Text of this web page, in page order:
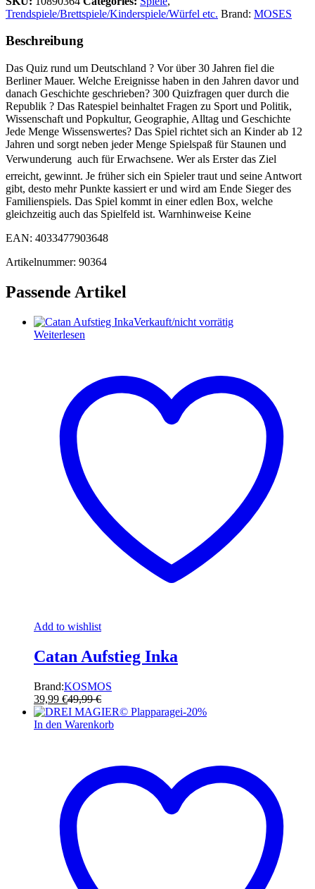
Trendspiele/Brettspiele/Kinderspiele/Würfel etc. Brand: MOSES
Beschreibung
Das Quiz rund um Deutschland ? Vor über 30 Jahren fiel die
Berliner Mauer. Welche Ereignisse haben in den Jahren davor und
danach Geschichte geschrieben? 300 Quizfragen quer durch die
Republik ? Das Ratespiel beinhaltet Fragen zu Sport und Politik,
Wissenschaft und Popkultur, Geographie, Alltag und Geschichte
Jede Menge Wissenswertes? Das Spiel richtet sich an Kinder ab 12
Jahren und sorgt neben jeder Menge Spielspaß für Staunen und
Verwunderung  auch für Erwachsene. Wer als Erster das Ziel
erreicht, gewinnt. Je früher sich ein Spieler traut und seine Antwort
gibt, desto mehr Punkte kassiert er und wird am Ende Sieger des
Familienspiels. Das Spiel kommt in einer edlen Box, welche
gleichzeitig auch das Spielfeld ist. Warnhinweise Keine
EAN: 4033477903648
Artikelnummer: 90364
Passende Artikel
Verkauft/nicht vorrätig
Weiterlesen
Add to wishlist
Catan Aufstieg Inka
Brand:KOSMOS
39,99 €49,99€
-20%
In den Warenkorb